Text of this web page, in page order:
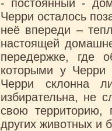
- постоянный -
Черри осталось
неё впереди –
настоящей
передержке, где
которыми у Черри
Черри склонна
избирательна, не
свою территорию,
других животных и